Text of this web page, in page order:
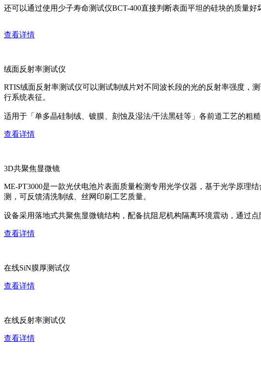
还可以通过使用少子寿命测试仪BCT-400直接判断表面平坦的硅块的质量好
查看详情
绒面反射率测试仪
RTIS绒面反射率测试仪可以测试制绒片对不同波长段的光的反射率强度，
行系统表征。
适用于「单多晶硅制绒、镀膜、刻蚀及湿法/干法黑硅等」各前道工艺的粗
查看详情
3D共聚焦显微镜
ME-PT3000是一款光伏电池片表面质量检测专用光学仪器，基于光学原理
测，可反馈清洗制绒、丝网印刷工艺质量。
设备采用落地式共聚焦显微镜结构，配备抗阻尼机构隔离环境震动，通过
查看详情
在线SiN膜厚测试仪
查看详情
在线反射率测试仪
查看详情